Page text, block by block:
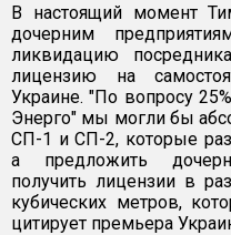
В настоящий момент
дочерним
ликвидацию
лицензию на
Украине. "По вопросу
Энерго" мы могли бы
СП-1 и СП-2, которые
а предложить
получить лицензии в
кубических метров,
цитирует премьера